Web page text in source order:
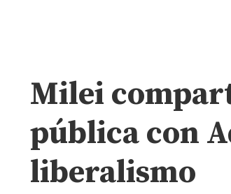
Milei
pública con
liberalismo